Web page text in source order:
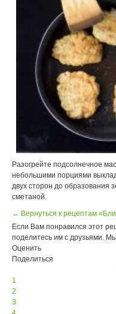
Разогрейте подсолнечное
небольшими порциями
двух сторон до образования
сметаной.
← Вернуться к рецептам
Если Вам понравился этот
поделитесь им с друзьями.
Оценить
Поделиться
1
2
3